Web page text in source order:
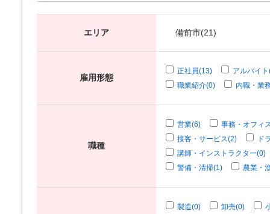
エリア 備前市(21)
雇用形態
正社員(13)
アルバイ
職業紹介(0)
内職・業
職種
営業(6)
事務・オフィ
接客・サービス(2)
ド
講師・インストラクター(0)
警備・清掃(1)
農業・
製造(0) 卸売(0)